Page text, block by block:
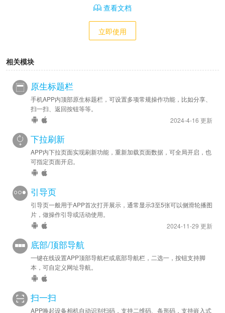
查看文档
立即使用
相关模块
原生标题栏
手机APP内顶部原生标题栏，可设置多项常规操作功能，比如分享、
扫一扫、返回按钮等等。
2024-4-16 更新
下拉刷新
APP内下拉页面实现刷新功能，重新加载页面数据，可全局开启，也
可指定页面开启。
引导页
引导页一般用于APP首次打开展示，通常显示3至5张可以侧滑轮播图
片，做操作引导或活动使用。
2024-11-29 更新
底部/顶部导航
一键在线设置APP顶部导航栏或底部导航栏，二选一，按钮支持脚
本，可自定义网址导航。
扫一扫
APP唤起设备相机自动识别扫码，支持二维码、条形码，支持嵌入式